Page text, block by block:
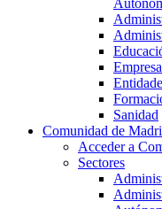
Sanidad
Comunidad de
Acceder a
Sectores